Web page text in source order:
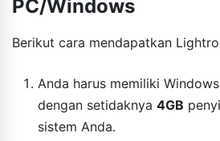
PC/Windows
Berikut cara mendapatkan
Anda harus memiliki
dengan setidaknya 4GB
sistem Anda.